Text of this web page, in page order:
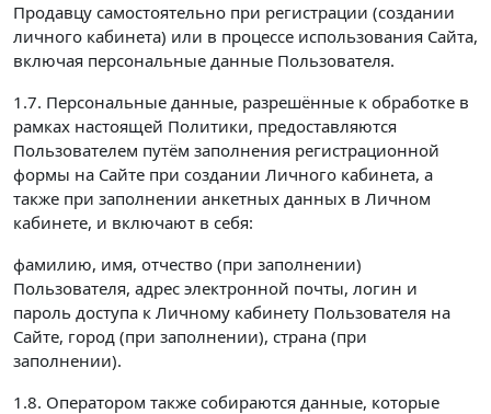
Продавцу самостоятельно при регистрации (создании
личного кабинета) или в процессе использования Сайта,
включая персональные данные Пользователя.
1.7. Персональные данные, разрешённые к обработке в
рамках настоящей Политики, предоставляются
Пользователем путём заполнения регистрационной
формы на Сайте при создании Личного кабинета, а
также при заполнении анкетных данных в Личном
кабинете, и включают в себя:
фамилию, имя, отчество (при заполнении)
Пользователя, адрес электронной почты, логин и
пароль доступа к Личному кабинету Пользователя на
Сайте, город (при заполнении), страна (при
заполнении).
1.8. Оператором также собираются данные, которые